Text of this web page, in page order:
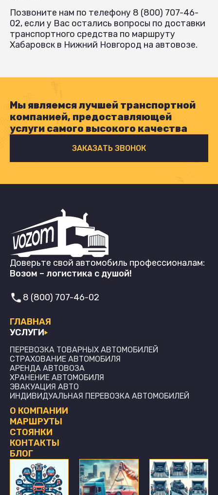
Позвоните нам по телефону 8 (800) 707-46-
02, если у Вас остались вопросы по доставки
транспортного средства по маршруту
Хабаровск в Нижний Новгород на автовозе.
Мы являемся лучшей транспортной
компанией, предоставляющей
услуги самого высокого качества
ЗАКАЗАТЬ ЗВОНОК
Доверьте свой автомобиль профессионалам:
Возом – логистика с душой!
ГЛАВНАЯ
УСЛУГИ
ПЕРЕВОЗКА ТОВАРНЫХ АВТОМОБИЛЕЙ
СТРАХОВАНИЕ АВТОМОБИЛЯ
АРЕНДА АВТОВОЗА
ХРАНЕНИЕ АВТОМОБИЛЯ
ЭВАКУАЦИЯ АВТО
ИНДИВИДУАЛЬНАЯ ПЕРЕВОЗКА АВТОМОБИЛЕЙ
О КОМПАНИИ
МАРШРУТЫ
СТОЯНКИ
КОНТАКТЫ
БЛОГ
8 (800) 707-46-02